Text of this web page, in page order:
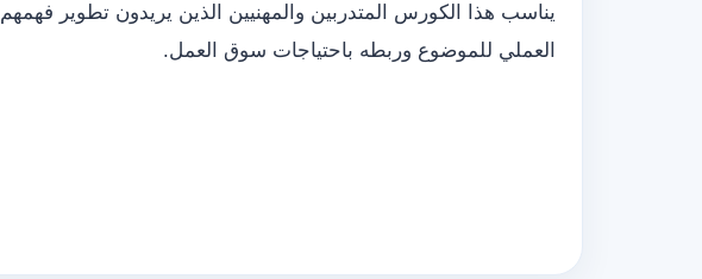
يناسب هذا الكورس المتدربين والمهنيين الذين يريدون تطوير فهمهم
العملي للموضوع وربطه باحتياجات سوق العمل.